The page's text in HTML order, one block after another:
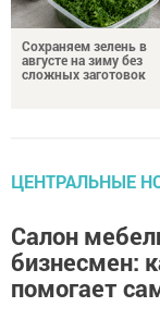
Сохраняем зелень в
августе на зиму без
сложных заготовок
ЦЕНТРАЛЬНЫЕ
Салон
бизнесмен:
помогает